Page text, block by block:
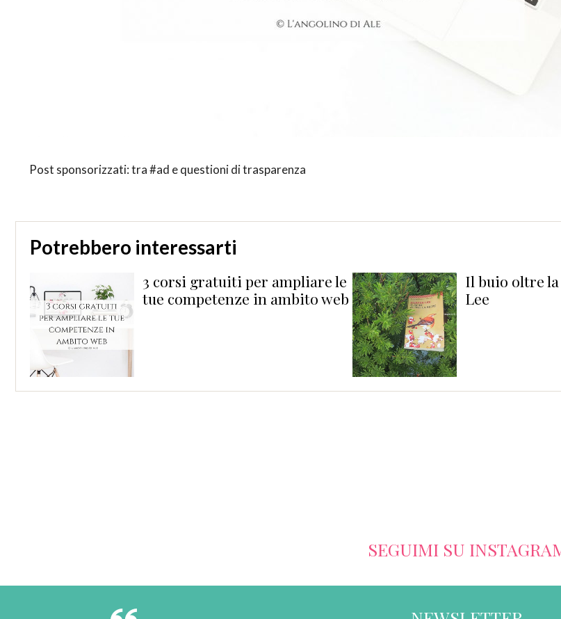
Post sponsorizzati: tra #ad e questioni di trasparenza
Potrebbero interessarti
3 corsi gratuiti per ampliare le
tue competenze in ambito web
Il buio oltre
Lee
SEGUIMI SU